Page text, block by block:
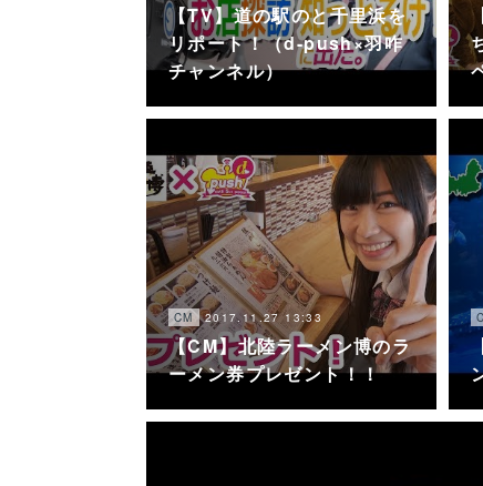
【TV】道の駅のと千里浜を
リポート！（d-push×羽咋
チャンネル）
CM 2017.11.27 13:33
【CM】北陸ラーメン博のラ
ーメン券プレゼント！！